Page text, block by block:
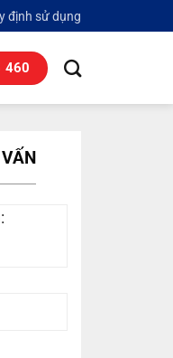
định sử dụng
460